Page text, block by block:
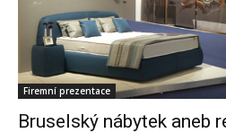
Firemní prezentace
Bruselský nábytek aneb